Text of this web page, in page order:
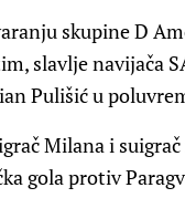
skupine D
slavlje navijača
Pulišić u
Milana i suigrač
gola protiv